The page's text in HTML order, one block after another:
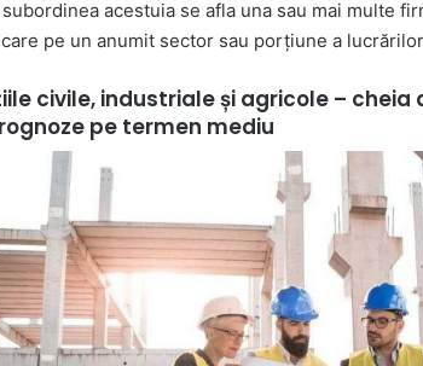
acestuia se afla una sau mai multe
pe un anumit sector sau porțiune a
civile, industriale și agricole –
pe termen mediu